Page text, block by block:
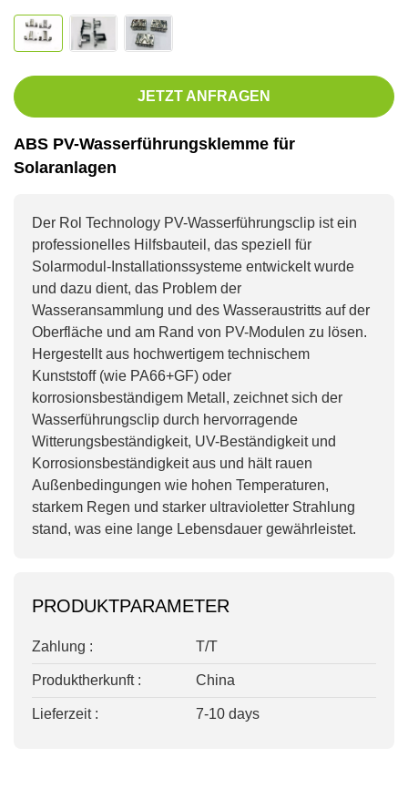
JETZT ANFRAGEN
ABS PV-Wasserführungsklemme für
Solaranlagen
Der Rol Technology PV-Wasserführungsclip ist ein
professionelles Hilfsbauteil, das speziell für
Solarmodul-Installationssysteme entwickelt wurde
und dazu dient, das Problem der
Wasseransammlung und des Wasseraustritts auf der
Oberfläche und am Rand von PV-Modulen zu lösen.
Hergestellt aus hochwertigem technischem
Kunststoff (wie PA66+GF) oder
korrosionsbeständigem Metall, zeichnet sich der
Wasserführungsclip durch hervorragende
Witterungsbeständigkeit, UV-Beständigkeit und
Korrosionsbeständigkeit aus und hält rauen
Außenbedingungen wie hohen Temperaturen,
starkem Regen und starker ultravioletter Strahlung
stand, was eine lange Lebensdauer gewährleistet.
PRODUKTPARAMETER
Zahlung : T/T
Produktherkunft : China
Lieferzeit : 7-10 days